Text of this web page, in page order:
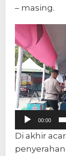
– masing.
Pemutar
Video
00:00
Di akhir